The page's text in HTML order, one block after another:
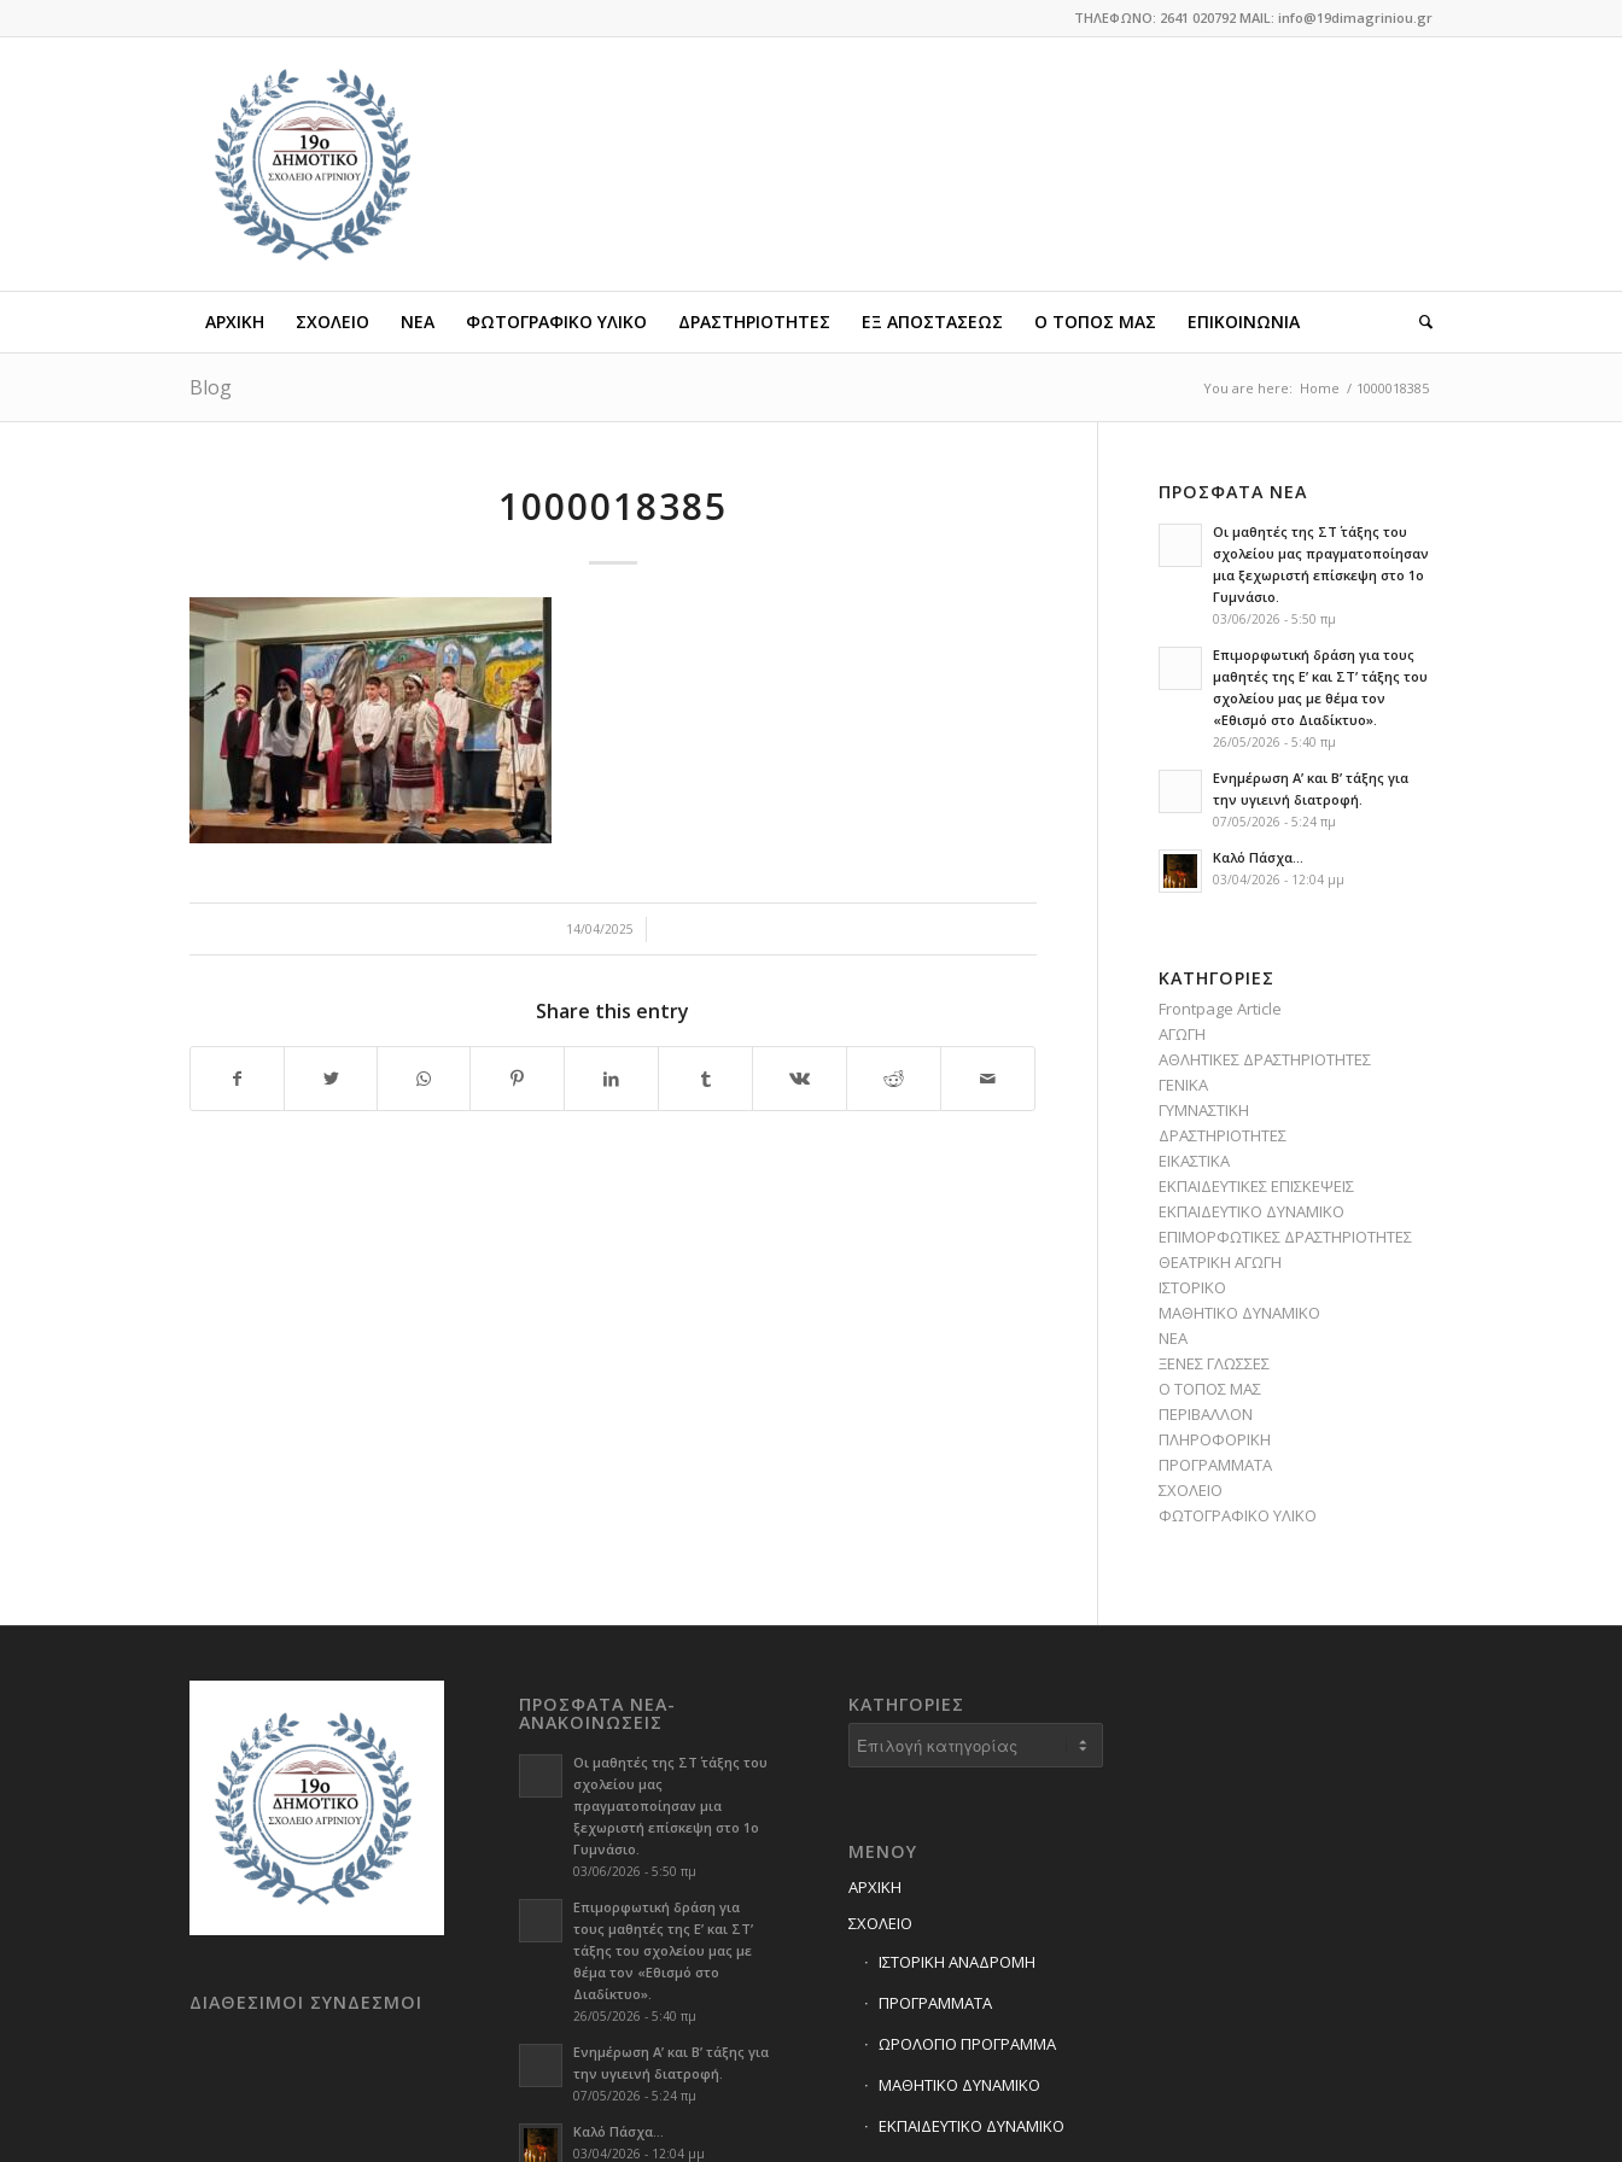
ΤΗΛΕΦΩΝΟ: 2641 020792 MAIL: info@19dimagriniou.gr
ΑΡΧΙΚΗ ΣΧΟΛΕΙΟ ΝΕΑ ΦΩΤΟΓΡΑΦΙΚΟ ΥΛΙΚΟ ΔΡΑΣΤΗΡΙΟΤΗΤΕΣ ΕΞ ΑΠΟΣΤΑΣΕΩΣ Ο ΤΟΠΟΣ ΜΑΣ ΕΠΙΚΟΙΝΩΝΙΑ
Blog You are here: Home / 1000018385
1000018385
14/04/2025
/
Share this entry
ΠΡΟΣΦΑΤΑ ΝΕΑ
Οι μαθητές της ΣΤ΄ τάξης του
σχολείου μας πραγματοποίησαν
μια ξεχωριστή επίσκεψη στο 1ο
Γυμνάσιο.
03/06/2026 - 5:50 πμ
Επιμορφωτική δράση για τους
μαθητές της Ε’ και ΣΤ’ τάξης του
σχολείου μας με θέμα τον
«Εθισμό στο Διαδίκτυο».
26/05/2026 - 5:40 πμ
Ενημέρωση Α’ και Β’ τάξης για
την υγιεινή διατροφή.
07/05/2026 - 5:24 πμ
Καλό Πάσχα…
03/04/2026 - 12:04 μμ
KΑΤΗΓΟΡΊΕΣ
Frontpage Article
ΑΓΩΓΗ
ΑΘΛΗΤΙΚΕΣ ΔΡΑΣΤΗΡΙΟΤΗΤΕΣ
ΓΕΝΙΚΑ
ΓΥΜΝΑΣΤΙΚΗ
ΔΡΑΣΤΗΡΙΟΤΗΤΕΣ
ΕΙΚΑΣΤΙΚΑ
ΕΚΠΑΙΔΕΥΤΙΚΕΣ ΕΠΙΣΚΕΨΕΙΣ
ΕΚΠΑΙΔΕΥΤΙΚΟ ΔΥΝΑΜΙΚΟ
ΕΠΙΜΟΡΦΩΤΙΚΕΣ ΔΡΑΣΤΗΡΙΟΤΗΤΕΣ
ΘΕΑΤΡΙΚΗ ΑΓΩΓΗ
ΙΣΤΟΡΙΚΟ
ΜΑΘΗΤΙΚΟ ΔΥΝΑΜΙΚΟ
ΝΕΑ
ΞΕΝΕΣ ΓΛΩΣΣΕΣ
Ο ΤΟΠΟΣ ΜΑΣ
ΠΕΡΙΒΑΛΛΟΝ
ΠΛΗΡΟΦΟΡΙΚΗ
ΠΡΟΓΡΑΜΜΑΤΑ
ΣΧΟΛΕΙΟ
ΦΩΤΟΓΡΑΦΙΚΟ ΥΛΙΚΟ
ΔΙΑΘΕΣΙΜΟΙ ΣΥΝΔΕΣΜΟΙ
ΠΡΟΣΦΑΤΑ ΝΕΑ-
ΑΝΑΚΟΙΝΩΣΕΙΣ
Οι μαθητές της ΣΤ΄ τάξης του
σχολείου μας
πραγματοποίησαν μια
ξεχωριστή επίσκεψη στο 1ο
Γυμνάσιο.
03/06/2026 - 5:50 πμ
Επιμορφωτική δράση για
τους μαθητές της Ε’ και ΣΤ’
τάξης του σχολείου μας με
θέμα τον «Εθισμό στο
Διαδίκτυο».
26/05/2026 - 5:40 πμ
Ενημέρωση Α’ και Β’ τάξης για
την υγιεινή διατροφή.
07/05/2026 - 5:24 πμ
Καλό Πάσχα…
03/04/2026 - 12:04 μμ
KΑΤΗΓΟΡΊΕΣ
ΜΕΝΟΥ
ΑΡΧΙΚΗ
ΣΧΟΛΕΙΟ
ΙΣΤΟΡΙΚΗ ΑΝΑΔΡΟΜΗ
ΠΡΟΓΡΑΜΜΑΤΑ
ΩΡΟΛΟΓΙΟ ΠΡΟΓΡΑΜΜΑ
ΜΑΘΗΤΙΚΟ ΔΥΝΑΜΙΚΟ
ΕΚΠΑΙΔΕΥΤΙΚΟ ΔΥΝΑΜΙΚΟ